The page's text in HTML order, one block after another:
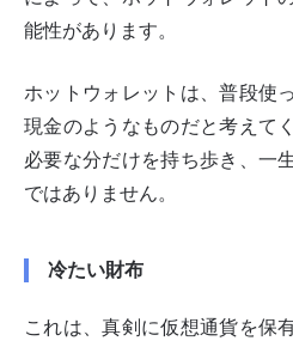
能性があります。
ホットウォレットは、普段使
現金のようなものだと考えて
必要な分だけを持ち歩き、一
ではありません。
冷たい財布
これは、真剣に仮想通貨を保